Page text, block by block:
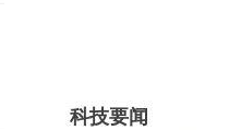
科技要闻